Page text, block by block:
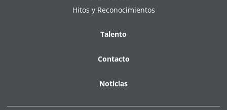
Hitos y Reconocimientos
Talento
Contacto
Noticias